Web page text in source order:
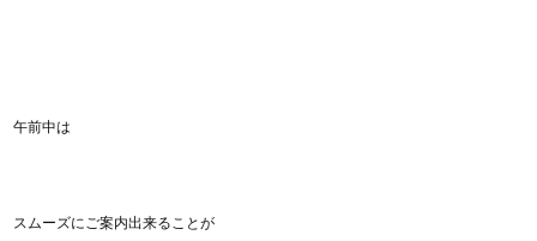
午前中は
スムーズにご案内出来ることが